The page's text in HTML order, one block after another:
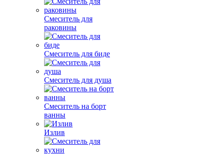
Смеситель для
раковины
Смеситель для биде
Смеситель для душа
Смеситель на борт
ванны
Излив